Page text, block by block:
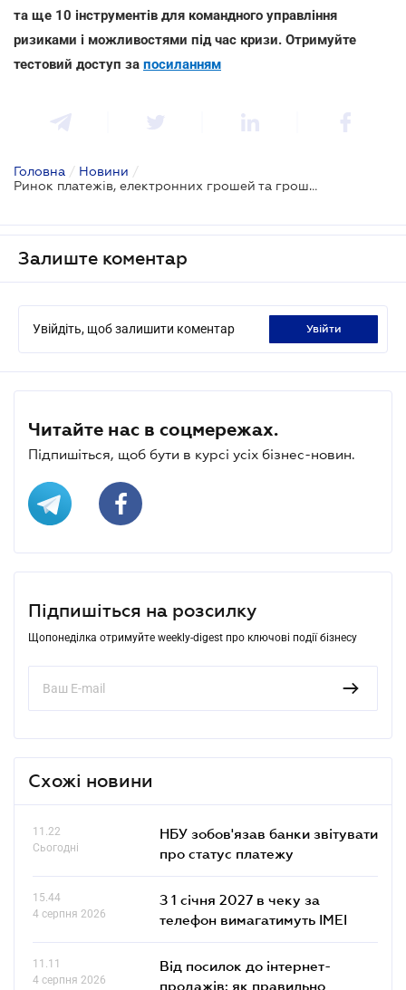
та ще 10 інструментів для командного управління
ризиками і можливостями під час кризи. Отримуйте
тестовий доступ за посиланням
Головна / Новини /
Ринок платежів, електронних грошей та грошових переказів урегулюють новим Законом
Залиште коментар
Увійдіть, щоб залишити коментар увійти
Читайте нас в соцмережах.
Підпишіться, щоб бути в курсі усіх бізнес-новин.
Підпишіться на розсилку
Щопонеділка отримуйте weekly-digest про ключові події бізнесу
Схожі новини
11.22
Сьогодні
НБУ зобов'язав банки звітувати
про статус платежу
15.44
4 серпня 2026
З 1 січня 2027 в чеку за
телефон вимагатимуть IMEI
11.11
4 серпня 2026
Від посилок до інтернет-
продажів: як правильно